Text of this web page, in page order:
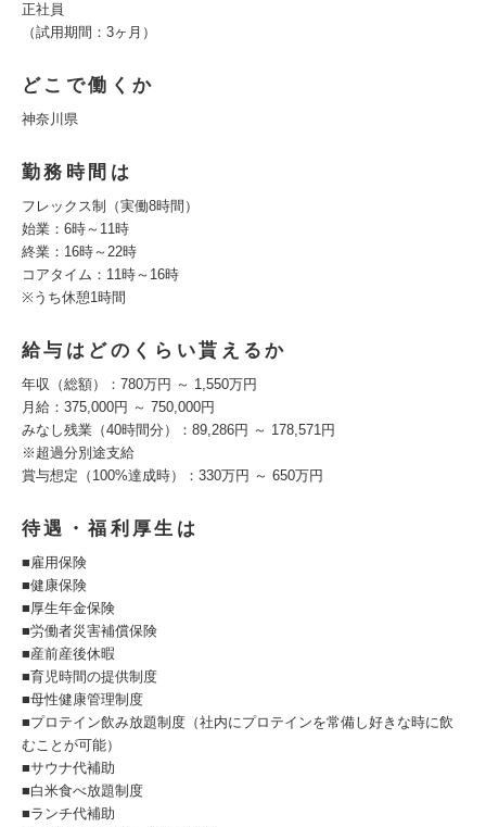
正社員
（試用期間：3ヶ月）
どこで働くか
神奈川県
勤務時間は
フレックス制（実働8時間）
始業：6時～11時
終業：16時～22時
コアタイム：11時～16時
※うち休憩1時間
給与はどのくらい貰えるか
年収（総額）：780万円 ～ 1,550万円
月給：375,000円 ～ 750,000円
みなし残業（40時間分）：89,286円 ～ 178,571円
※超過分別途支給
賞与想定（100%達成時）：330万円 ～ 650万円
待遇・福利厚生は
■雇用保険
■健康保険
■厚生年金保険
■労働者災害補償保険
■産前産後休暇
■育児時間の提供制度
■母性健康管理制度
■プロテイン飲み放題制度（社内にプロテインを常備し好きな時に飲
むことが可能）
■サウナ代補助
■白米食べ放題制度
■ランチ代補助